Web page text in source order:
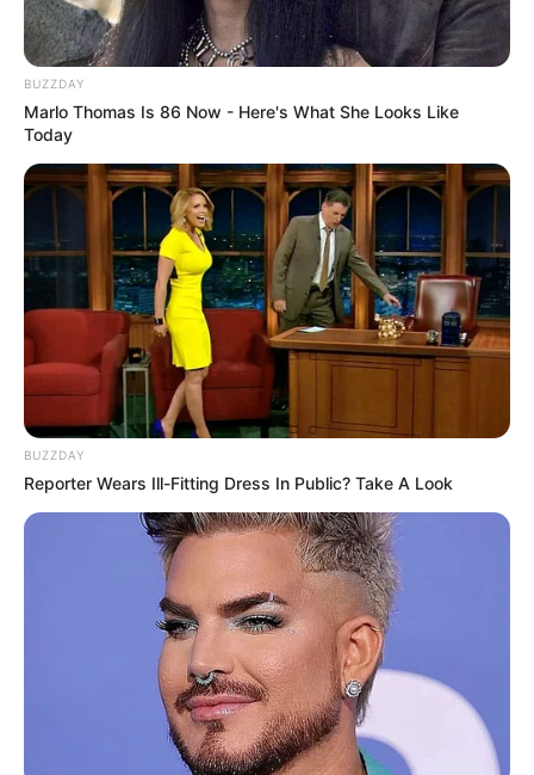
BUZZDAY
Marlo Thomas Is 86 Now - Here's What She Looks Like
Today
BUZZDAY
Reporter Wears Ill-Fitting Dress In Public? Take A Look